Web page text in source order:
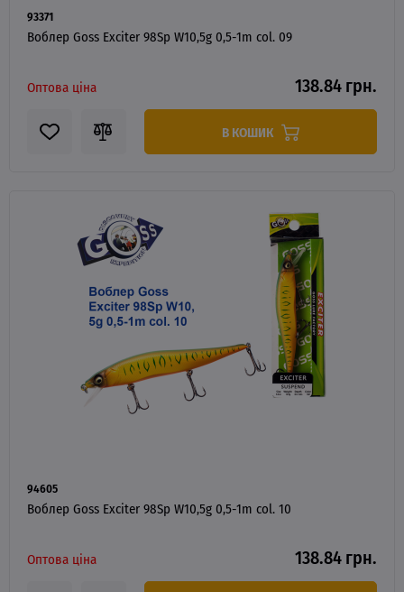
93371
Воблер Goss Exciter 98Sp W10,5g 0,5-1m col. 09
Оптова ціна 138.84 грн.
В КОШИК
94605
Воблер Goss Exciter 98Sp W10,5g 0,5-1m col. 10
Оптова ціна 138.84 грн.